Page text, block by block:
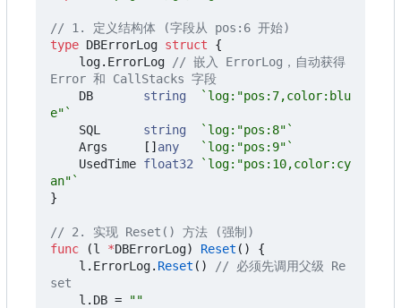
// 1. 定义结构体 (字段从 pos:6 开始)
type DBErrorLog struct
{
log. ErrorLog // 嵌入 ErrorLog ， 自动获得
Error 和 CallStacks 字段
DB
string
`log:"pos:7,color:blu
e"`
SQL
string
`log:"pos:8"`
Args
[] any
`log:"pos:9"`
UsedTime float32
`log:"pos:10,color:cy
an"`
}
// 2. 实现 Reset() 方法 (强制)
func
(l *DBErrorLog) Reset ()
{
l . ErrorLog. Reset ()
// 必须先调用父级 Re
set
l . DB =
""